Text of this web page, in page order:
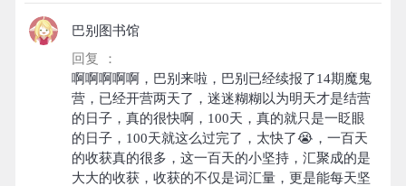
巴别图书馆
回复 ：
啊啊啊啊啊，巴别来啦，巴别已经续报了14期魔鬼
营，已经开营两天了，迷迷糊糊以为明天才是结营
的日子，真的很快啊，100天，真的就只是一眨眼
的日子，100天就这么过完了，太快了😭，一百天
的收获真的很多，这一百天的小坚持，汇聚成的是
大大的收获，收获的不仅是词汇量，更是能每天坚